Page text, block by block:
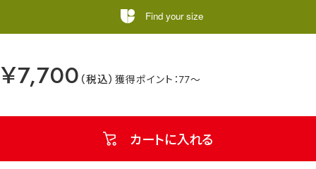
￥7,700 77
カートに入れる
Find your size